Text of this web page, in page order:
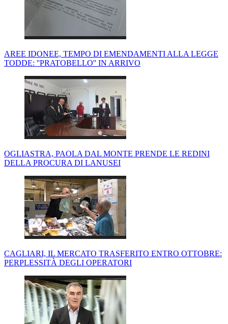
AREE IDONEE, TEMPO DI EMENDAMENTI ALLA LEGGE
TODDE: ''PRATOBELLO'' IN ARRIVO
OGLIASTRA, PAOLA DAL MONTE PRENDE LE REDINI
DELLA PROCURA DI LANUSEI
CAGLIARI, IL MERCATO TRASFERITO ENTRO OTTOBRE:
PERPLESSITÀ DEGLI OPERATORI